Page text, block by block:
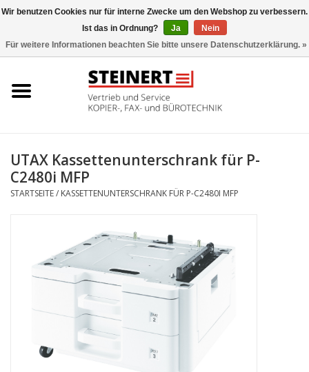
Büromaschinen- Service
Toner
Marken
UTAX Kassettenunterschrank für P-
C2480i MFP
STARTSEITE/ KASSETTENUNTERSCHRANK FÜR P-C2480I MFP
Wir benutzen Cookies nur für interne Zwecke um den Webshop zu verbessern.
Ist das in Ordnung?
Ja
Nein
Für weitere Informationen beachten Sie bitte unsere Datenschutzerklärung. »